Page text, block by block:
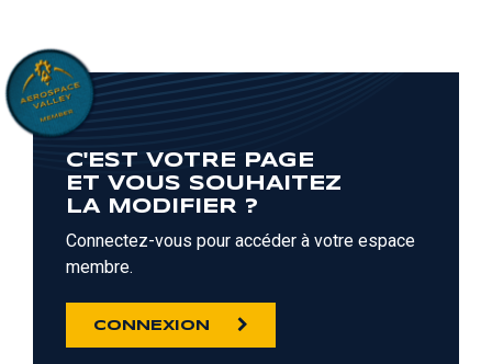
C'EST VOTRE PAGE
ET VOUS SOUHAITEZ
LA MODIFIER ?
Connectez-vous pour accéder à votre espace
membre.
CONNEXION